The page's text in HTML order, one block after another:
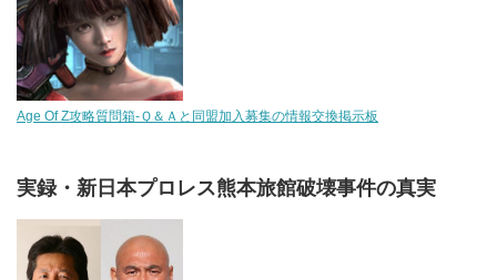
Age Of Z攻略質問箱-Ｑ＆Ａと同盟加入募集の情報交換掲示板
実録・新日本プロレス熊本旅館破壊事件の真実